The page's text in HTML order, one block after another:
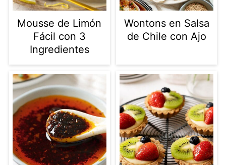
Mousse de Limón
Fácil con 3
Ingredientes
Wontons en Salsa
de Chile con Ajo